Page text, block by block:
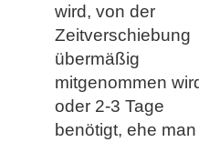
wird, von der
Zeitverschiebung
übermäßig
mitgenommen
oder 2-3 Tage
benötigt, ehe man